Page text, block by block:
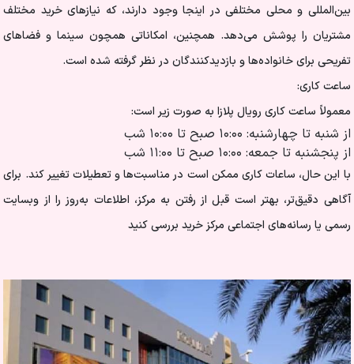
بین‌المللی و محلی مختلفی در اینجا وجود دارند، که نیازهای خرید مختلف
مشتریان را پوشش می‌دهد. همچنین، امکاناتی همچون سینما و فضاهای
تفریحی برای خانواده‌ها و بازدیدکنندگان در نظر گرفته شده است.
ساعت کاری:
معمولاً ساعت کاری رویال پلازا به صورت زیر است:
از شنبه تا چهارشنبه: ۱۰:۰۰ صبح تا ۱۰:۰۰ شب
از پنجشنبه تا جمعه: ۱۰:۰۰ صبح تا ۱۱:۰۰ شب
با این حال، ساعات کاری ممکن است در مناسبت‌ها و تعطیلات تغییر کند. برای
آگاهی دقیق‌تر، بهتر است قبل از رفتن به مرکز، اطلاعات به‌روز را از وبسایت
رسمی یا رسانه‌های اجتماعی مرکز خرید بررسی کنید